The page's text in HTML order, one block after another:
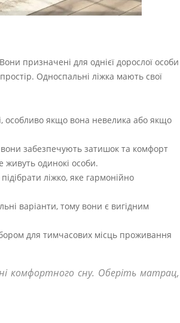
призначені для однієї дорослої особи
Односпальні ліжка мають свої
особливо якщо вона невелика або якщо
вони забезпечують затишок та комфорт
живуть одинокі особи.
ліжко, яке гармонійно
варіанти, тому вони є вигідним
для тимчасових місць проживання
комфортного сну. Оберіть матрац,